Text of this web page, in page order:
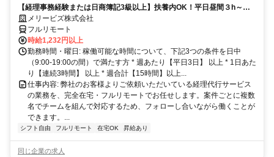
【経理事務経験または日商簿記3級以上】扶養内OK！平日昼間３h～。
完全在宅で育児・介護中の方も大歓迎♪
メリービズ株式会社
フルリモート
時給1,232円以上
勤務時間・曜日: 稼働可能な時間について、下記3つの条件を日中
（9:00-19:00の間）で満たす方 * 週あたり【平日3日】 以上 * 1日あた
り【連続3時間】 以上 * 週合計【15時間】以上...
仕事内容: 弊社のお客様よりご依頼いただいている経理代行サービス
の業務を、完全在宅・フルリモートでお任せします。案件ごとに複数
名でチームを組んで対応するため、フォローし合いながら働くことが
できます。...
シフト自由 フルリモート 在宅OK 昇給あり
同じ企業の求人